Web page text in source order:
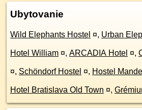
Ubytovanie
Wild Elephants Hostel ¤, Urban
Hotel William ¤, ARCADIA Hotel ¤,
¤, Schöndorf Hostel ¤, Hostel
Hotel Bratislava Old Town ¤,